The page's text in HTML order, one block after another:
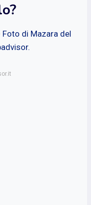
di Mazara del